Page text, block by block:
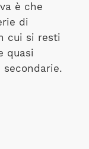
è che
di
cui si resti
quasi